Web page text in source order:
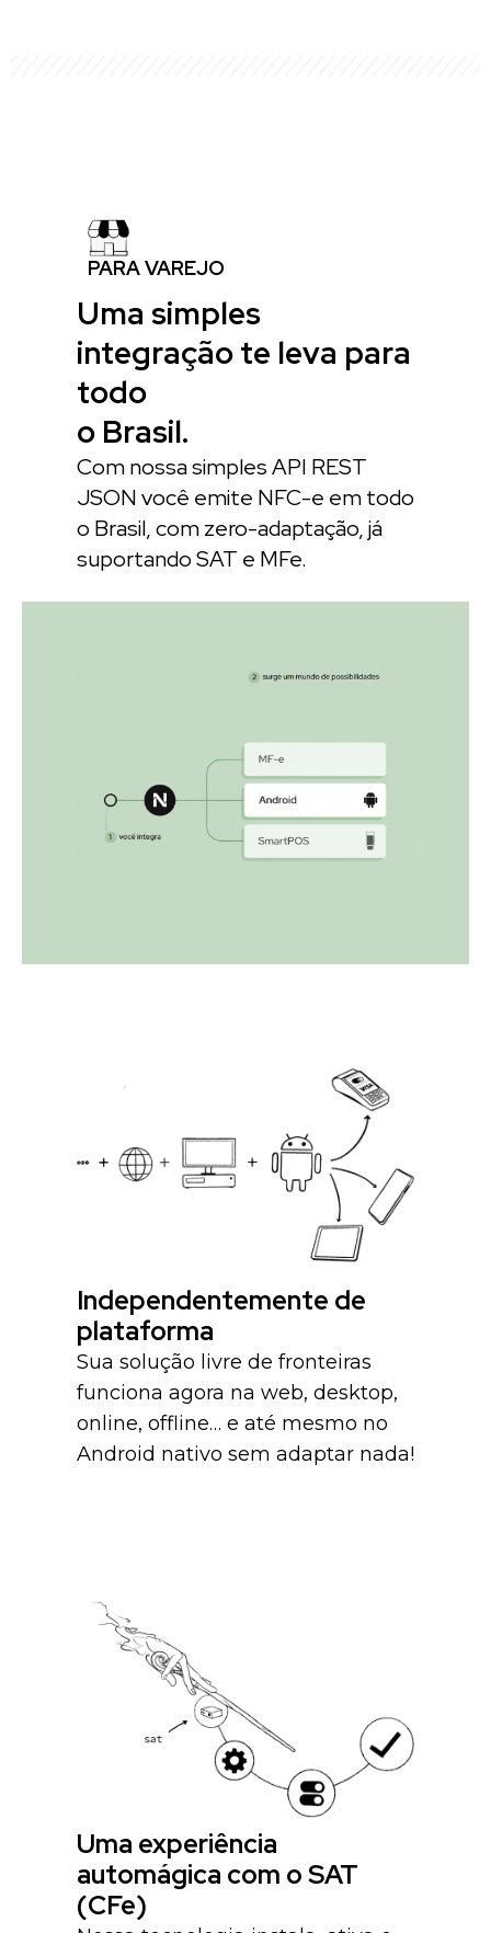
PARA VAREJO
Uma simples
integração te leva para
todo
o Brasil.
Com nossa simples API REST
JSON você emite NFC-e em todo
o Brasil, com zero-adaptação, já
suportando SAT e MFe.
Independentemente de
plataforma
Sua solução livre de fronteiras
funciona agora na web, desktop,
online, offline… e até mesmo no
Android nativo sem adaptar nada!
Uma experiência
automágica com o SAT
(CFe)